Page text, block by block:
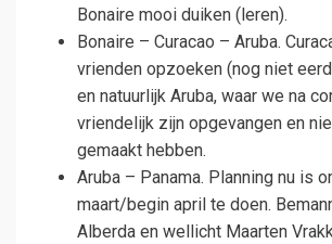
Bonaire mooi duiken (leren).
Bonaire – Curacao – Aruba.
vrienden opzoeken (nog niet
en natuurlijk Aruba, waar we na
vriendelijk zijn opgevangen en
gemaakt hebben.
Aruba – Panama. Planning nu is
maart/begin april te doen.
Alberda en wellicht Maarten